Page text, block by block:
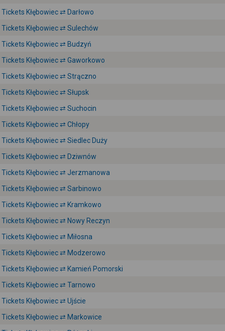
Tickets Kłębowiec ⇄ Darłowo
Tickets Kłębowiec ⇄ Sulechów
Tickets Kłębowiec ⇄ Budzyń
Tickets Kłębowiec ⇄ Gaworkowo
Tickets Kłębowiec ⇄ Strączno
Tickets Kłębowiec ⇄ Słupsk
Tickets Kłębowiec ⇄ Suchocin
Tickets Kłębowiec ⇄ Chłopy
Tickets Kłębowiec ⇄ Siedlec Duży
Tickets Kłębowiec ⇄ Dziwnów
Tickets Kłębowiec ⇄ Jerzmanowa
Tickets Kłębowiec ⇄ Sarbinowo
Tickets Kłębowiec ⇄ Kramkowo
Tickets Kłębowiec ⇄ Nowy Reczyn
Tickets Kłębowiec ⇄ Miłosna
Tickets Kłębowiec ⇄ Modzerowo
Tickets Kłębowiec ⇄ Kamień Pomorski
Tickets Kłębowiec ⇄ Tarnowo
Tickets Kłębowiec ⇄ Ujście
Tickets Kłębowiec ⇄ Markowice